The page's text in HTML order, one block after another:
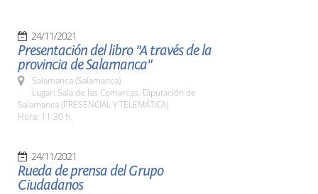
24/11/2021
Presentación del libro "A través de la
provincia de Salamanca"
Salamanca (Salamanca)
Lugar: Sala de las Comarcas. Diputación de
Salamanca (PRESENCIAL Y TELEMÁTICA)
Hora: 11:30 h.
24/11/2021
Rueda de prensa del Grupo
Ciudadanos